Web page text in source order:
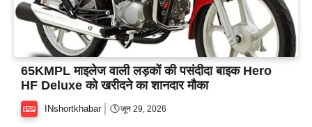
65KMPL माइलेज वाली लड़कों की पसंदीदा बाइक Hero
HF Deluxe को खरीदने का शानदार मौका
INshortkhabar जून 29, 2026